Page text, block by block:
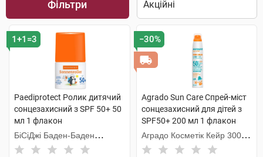
Фільтри
1+1=3
Paediprotect Ролик дитячий
cонцезахисний з SPF 50+ 50
мл 1 флакон
БіСіДжі Баден-Баден
Косметікс Груп Гмбх
−30%
Agrado Sun Care Спрей-міст
сонцезахисний для дітей з
SPF50+ 200 мл 1 флакон
Аградо Косметік Кейр 3000
С.Л.У.